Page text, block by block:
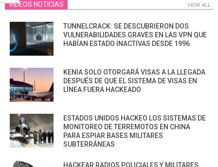
VIDEOS NOTICIAS VIEW ALL
TUNNELCRACK: SE DESCUBRIERON DOS
VULNERABILIDADES GRAVES EN LAS VPN QUE
HABÍAN ESTADO INACTIVAS DESDE 1996
KENIA SOLO OTORGARÁ VISAS A LA LLEGADA
DESPUÉS DE QUE EL SISTEMA DE VISAS EN
LÍNEA FUERA HACKEADO
ESTADOS UNIDOS HACKEO LOS SISTEMAS DE
MONITOREO DE TERREMOTOS EN CHINA
PARA ESPIAR BASES MILITARES
SUBTERRÁNEAS
HACKEAR RADIOS POLICIALES Y MILITARES